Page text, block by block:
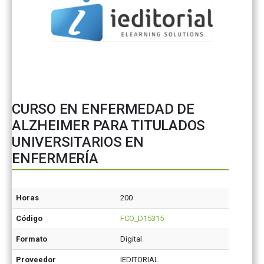
CURSO EN ENFERMEDAD DE
ALZHEIMER PARA TITULADOS
UNIVERSITARIOS EN
ENFERMERÍA
Horas 200
Código FCO_D15315
Formato Digital
Proveedor IEDITORIAL